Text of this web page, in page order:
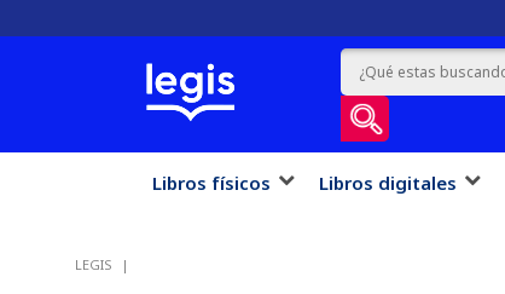
Libros físicos Libros digitales
LEGIS